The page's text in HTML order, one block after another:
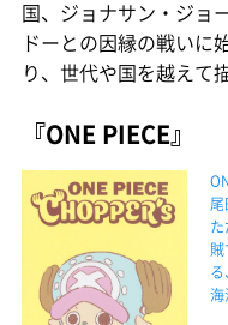
国、ジョナサン・ジョ
ドーとの因縁の戦いに
り、世代や国を越えて
『ONE PIECE』
尾
海